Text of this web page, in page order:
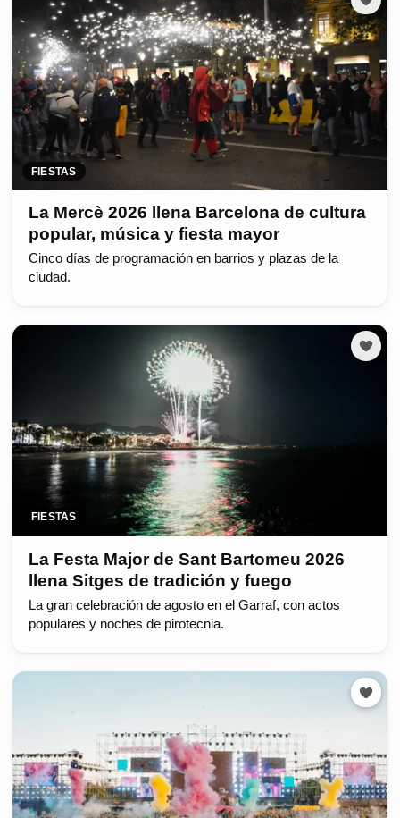
FIESTAS
La Mercè 2026 llena Barcelona de cultura
popular, música y fiesta mayor
Cinco días de programación en barrios y plazas de la
ciudad.
FIESTAS
La Festa Major de Sant Bartomeu 2026
llena Sitges de tradición y fuego
La gran celebración de agosto en el Garraf, con actos
populares y noches de pirotecnia.